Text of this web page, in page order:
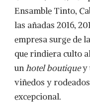
Ensamble Tinto,
las añadas 2016,
empresa surge de
que rindiera culto
unhotel boutiquey
viñedos y
excepcional.